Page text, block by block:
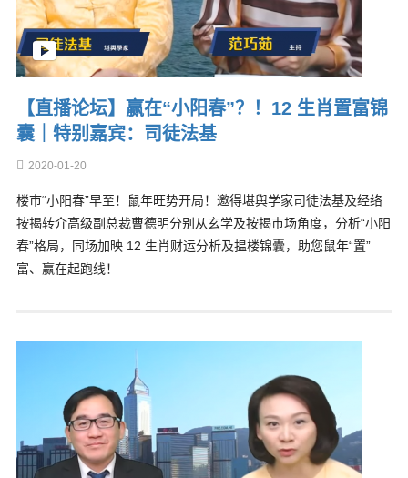
【直播论坛】赢在“小阳春”？！12 生肖置富锦
囊｜特别嘉宾：司徒法基
2020-01-20
楼巿“小阳春”早至！鼠年旺势开局！邀得堪舆学家司徒法基及经络
按揭转介高级副总裁曹德明分别从玄学及按揭巿场角度，分析“小阳
春”格局，同场加映 12 生肖财运分析及揾楼锦囊，助您鼠年“置”
富、赢在起跑线！